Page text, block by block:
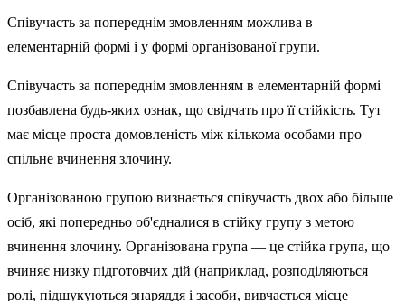
Співучасть за попереднім змовленням можлива в
елементарній формі і у формі організованої групи.
Співучасть за попереднім змовленням в елементарній формі
позбавле­на будь-яких ознак, що свідчать про її стійкість. Тут
має місце проста домовленість між кількома особами про
спільне вчинення злочину.
Організованою групою визнається співучасть двох або більше
осіб, які попередньо об'єдналися в стійку групу з метою
вчинення злочину. Організована група — це стійка група, що
вчиняє низку підготовчих дій (наприклад, розподіляються
ролі, підшукуються знаряддя і засоби, вив­чається місце